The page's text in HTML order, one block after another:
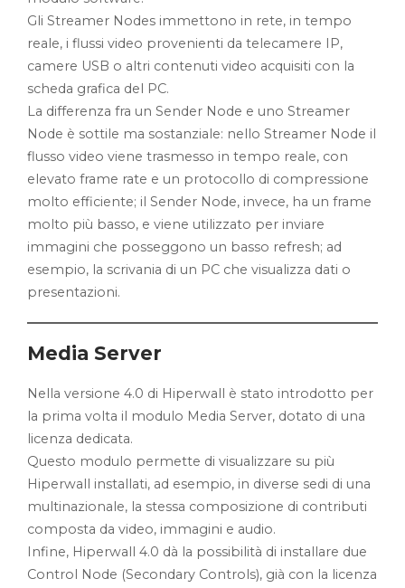
Gli Streamer Nodes immettono in rete, in tempo
reale, i flussi video provenienti da telecamere IP,
camere USB o altri contenuti video acquisiti con la
scheda grafica del PC.
La differenza fra un Sender Node e uno Streamer
Node è sottile ma sostanziale: nello Streamer Node il
flusso video viene trasmesso in tempo reale, con
elevato frame rate e un protocollo di compressione
molto efficiente; il Sender Node, invece, ha un frame
molto più basso, e viene utilizzato per inviare
immagini che posseggono un basso refresh; ad
esempio, la scrivania di un PC che visualizza dati o
presentazioni.
Media Server
Nella versione 4.0 di Hiperwall è stato introdotto per
la prima volta il modulo Media Server, dotato di una
licenza dedicata.
Questo modulo permette di visualizzare su più
Hiperwall installati, ad esempio, in diverse sedi di una
multinazionale, la stessa composizione di contributi
composta da video, immagini e audio.
Infine, Hiperwall 4.0 dà la possibilità di installare due
Control Node (Secondary Controls), già con la licenza